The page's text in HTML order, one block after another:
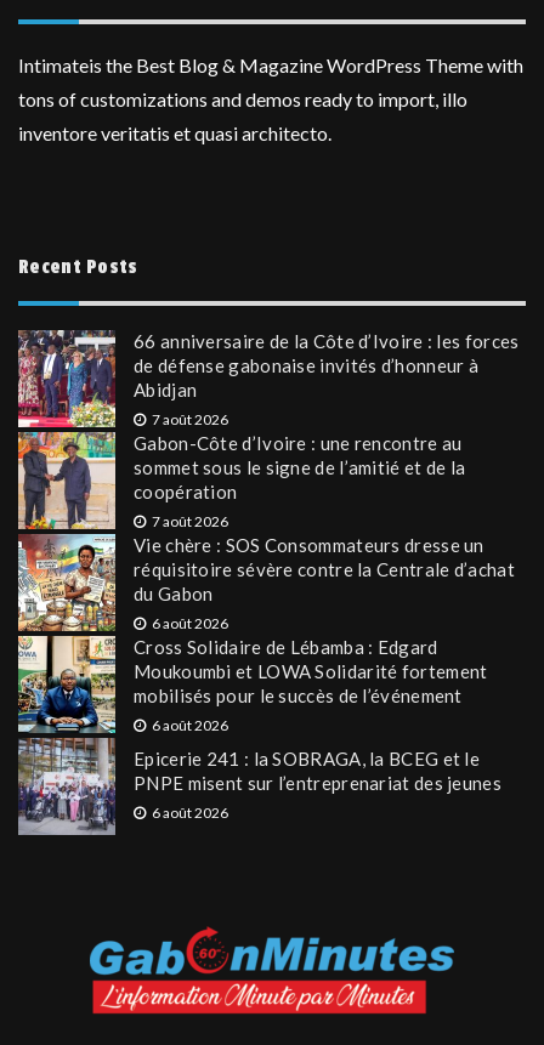
Intimateis the Best Blog & Magazine WordPress Theme with
tons of customizations and demos ready to import, illo
inventore veritatis et quasi architecto.
Recent Posts
66 anniversaire de la Côte d’Ivoire : les forces
de défense gabonaise invités d’honneur à
Abidjan
7 août 2026
Gabon-Côte d’Ivoire : une rencontre au
sommet sous le signe de l’amitié et de la
coopération
7 août 2026
Vie chère : SOS Consommateurs dresse un
réquisitoire sévère contre la Centrale d’achat
du Gabon
6 août 2026
Cross Solidaire de Lébamba : Edgard
Moukoumbi et LOWA Solidarité fortement
mobilisés pour le succès de l’événement
6 août 2026
Epicerie 241 : la SOBRAGA, la BCEG et le
PNPE misent sur l’entreprenariat des jeunes
6 août 2026